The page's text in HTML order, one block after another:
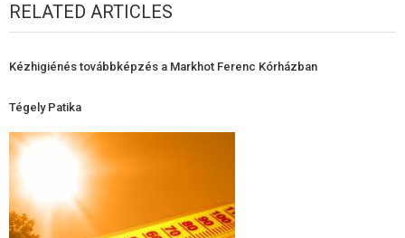
RELATED ARTICLES
Kézhigiénés továbbképzés a Markhot Ferenc Kórházban
Tégely Patika